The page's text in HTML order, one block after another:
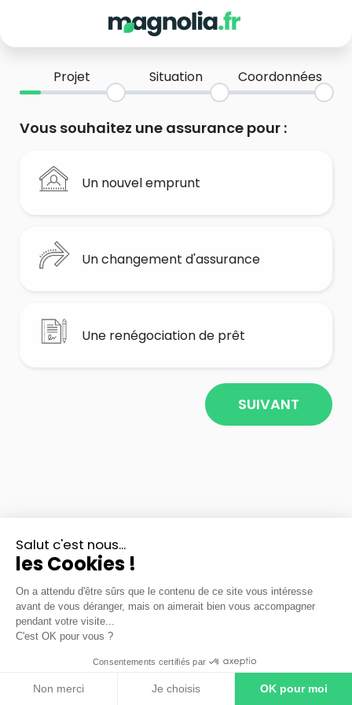
Projet Situation Coordonnées
Vous souhaitez une assurance pour :
Un nouvel emprunt
Un changement d'assurance
Une renégociation de prêt
SUIVANT
Mentions légales|Fonctionnement du service
Politique de confidentialité
Salut c'est nous...
les Cookies !
On a attendu d'être sûrs que le contenu de ce site vous intéresse
avant de vous déranger, mais on aimerait bien vous accompagner
pendant votre visite...
C'est OK pour vous ?
Consentements certifiés par
Non merci Je choisis OK pour moi